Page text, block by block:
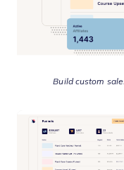
Build custom